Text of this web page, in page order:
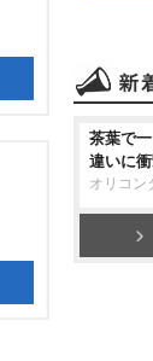
茶葉で
違いに
オリコン